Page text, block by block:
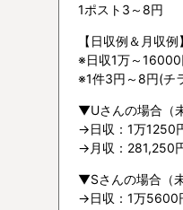
1ポスト3～8円
【日収例＆月収例】
※日収1万～
※1件3円～8円(チ
▼Uさんの場合（
→日収：1万1250
→月収：281,250
▼Sさんの場合（
→日収：1万5600